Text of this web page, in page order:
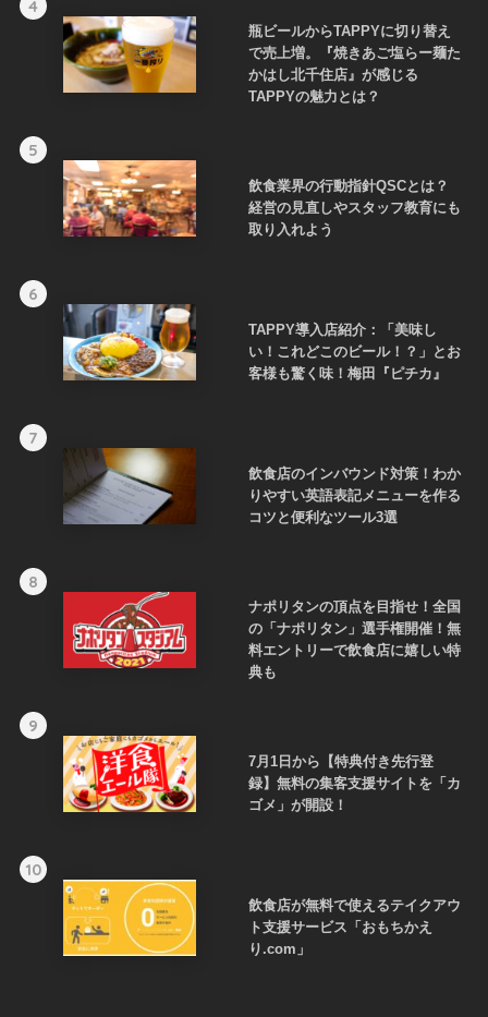
4
瓶ビールからTAPPYに切り替え
で売上増。『焼きあご塩らー麺た
かはし北千住店』が感じる
TAPPYの魅力とは？
5
飲食業界の行動指針QSCとは？
経営の見直しやスタッフ教育にも
取り入れよう
6
TAPPY導入店紹介：「美味し
い！これどこのビール！？」とお
客様も驚く味！梅田『ピチカ』
7
飲食店のインバウンド対策！わか
りやすい英語表記メニューを作る
コツと便利なツール3選
8
ナポリタンの頂点を目指せ！全国
の「ナポリタン」選手権開催！無
料エントリーで飲食店に嬉しい特
典も
9
7月1日から【特典付き先行登
録】無料の集客支援サイトを「カ
ゴメ」が開設！
10
飲食店が無料で使えるテイクアウ
ト支援サービス「おもちかえ
り.com」